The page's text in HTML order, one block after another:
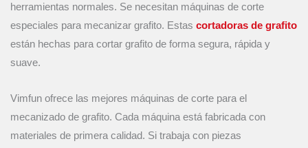
herramientas normales. Se necesitan máquinas de corte
especiales para mecanizar grafito. Estas cortadoras de grafito
están hechas para cortar grafito de forma segura, rápida y
suave.
Vimfun ofrece las mejores máquinas de corte para el
mecanizado de grafito. Cada máquina está fabricada con
materiales de primera calidad. Si trabaja con piezas